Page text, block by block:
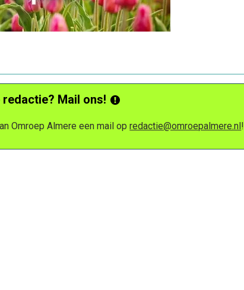
Mail ons!
Omroep Almere een mail opredactie@omroepalmere.nl!